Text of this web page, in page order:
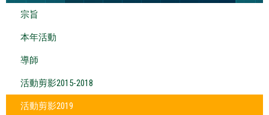
宗旨
本年活動
導師
活動剪影2015-2018
活動剪影2019